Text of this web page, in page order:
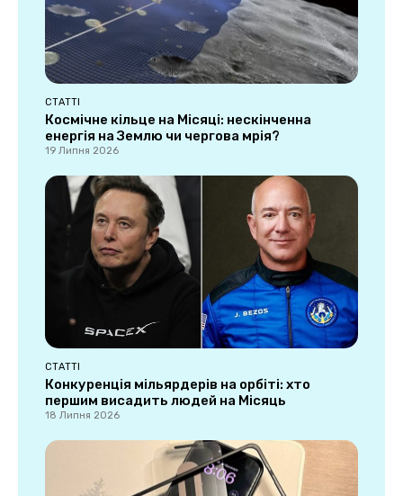
СТАТТІ
Космічне кільце на Місяці: нескінченна
енергія на Землю чи чергова мрія?
19 Липня 2026
СТАТТІ
Конкуренція мільярдерів на орбіті: хто
першим висадить людей на Місяць
18 Липня 2026